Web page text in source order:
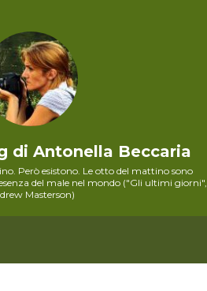
di Antonella Beccaria
Però esistono. Le otto del mattino sono
del male nel mondo ("Gli ultimi giorni",
Masterson)